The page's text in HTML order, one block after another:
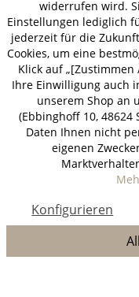
widerrufen wird.
Einstellungen lediglich
jederzeit für die
Cookies, um eine
Klick auf
Ihre Einwilligung auch
unserem Shop an
(Ebbinghoff 10, 48624
Daten Ihnen nicht
eigenen
Konfigurieren